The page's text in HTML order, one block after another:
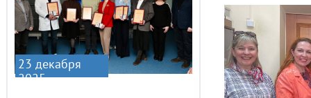
23 декабря
2025